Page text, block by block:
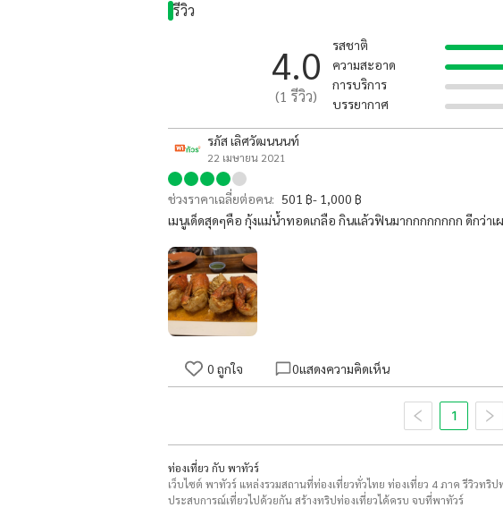
รีวิว
4.0
(1 รีวิว)
รสชาติ
ความสะอาด
การบริการ
บรรยากาศ
รภัส เลิศวัฒนนนท์
22 เมษายน 2021
ช่วงราคาเฉลี่ยต่อคน: 501 ฿- 1,000 ฿
เมนูเด็ดสุดๆคือ กุ้งแม่น้ำทอดเกลือ กินแล้วฟินมากกกกกกกก ดีกว่าเ
0 ถูกใจ 0แสดงความคิดเห็น
1
ท่องเที่ยว กับ พาทัวร์
เว็บไซต์ พาทัวร์ แหล่งรวมสถานที่ท่องเที่ยวทั่วไทย ท่องเที่ยว 4 ภาค รีวิวทริ
ประสบการณ์เที่ยวไปด้วยกัน สร้างทริปท่องเที่ยวได้ครบ จบที่พาทัวร์